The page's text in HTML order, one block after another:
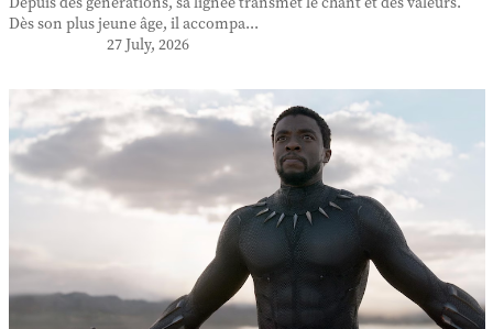
Dès son plus jeune âge, il accompa...
27 July, 2026